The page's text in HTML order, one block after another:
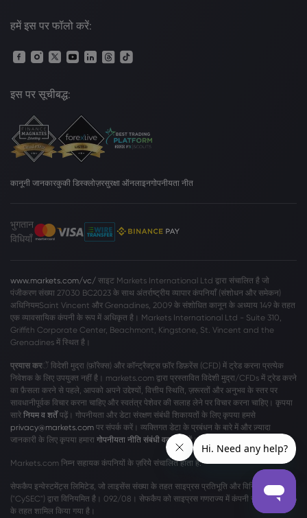
हमें इस पर फॉलो करें:
इस पर सूचीबद्ध:
कानूनी जानकारकुकी डिस्क्लोज़रसुरक्षा ऑनलाइनगोपनीयता नीत
भुगतान
विधियाँ
www.markets.com/vc/ साइट Markets International Ltd द्वारा संचालित है जो
पंजीकरण संख्या 27030 BC2023 के साथ अंतर्राष्ट्रीय व्यापार कंपनियाँ (संशोधन और समेकन)
अधिनियमSaint Vincent और Grenadines, 2009 के संशोधित कानून के अध्याय 149 के तहत
एक व्यावसायिक कंपनी के रूप में अधिकृत है। Markets International Ltd - Suite 310,
Griffith Corporate Center, Beachmont, Kingstone, St. Vincent and the
Grenadines में स्थित है।
प्रयास करें विदेशी मुद्रा (फ़ॉरेक्स) और कॉन्ट्रैक्ट्स फ़ॉर डिफ़रेंस (CFD) में ट्रेड करना प्रत्येक
निवेशक के लिए उपयुक्त नहीं है। markets.com द्वारा प्रस्तावित विदेशी मुद्रा/CFDs में ट्रेड करने
का फ़ैसला करने से पहले, आपको अपने उद्देश्यों, वित्तीय स्थिति, ज़रूरतों और अनुभव के स्तर पर
सावधानीपूर्वक विचार करना चाहिए और स्वतंत्र पेशेवर की सलाह लेने पर विचार करना चाहिए। कृपया
सारे नियम व शर्तेंपढ़ें। गोपनीयता और डेटा संरक्षण संबंधी शिकायतों के लिए कृपया हमसे
privacy@markets.com पर संपर्क करें। व्यक्तिगत डेटा के प्रबंधन के बारे में और ज़्यादा
जानकारी के लिए कृपया हमारा गोपनीयता नीति संबंधी वक्तव्य पढ़ें।
Markets.com निम्न सहायक कंपनियों के ज़रियेे संचालित होता है:
सेफकैप इन्वेस्टमेंट्स लिमिटेड, जो लाइसेंस संख्या के तहत साइप्रस प्रतिभूति और विनिमय आयोग
("CySEC") द्वारा विनियमित है। 092/08। सेफकैप को साइप्रस गणराज्य में कंपनी संख्या η186196
के तहत शामिल किया गया है।